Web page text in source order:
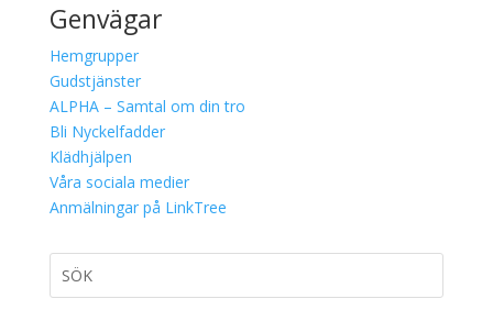
Genvägar
Hemgrupper
Gudstjänster
ALPHA – Samtal om din tro
Bli Nyckelfadder
Klädhjälpen
Våra sociala medier
Anmälningar på LinkTree